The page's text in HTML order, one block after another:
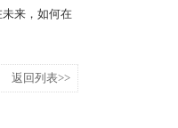
来，如何在
返回列表>>